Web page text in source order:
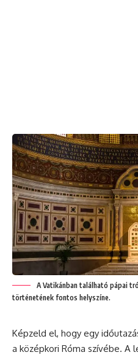
A Vatikánban található pápai
történetének fontos helyszíne.
Képzeld el, hogy egy
a középkori Róma szívébe. A